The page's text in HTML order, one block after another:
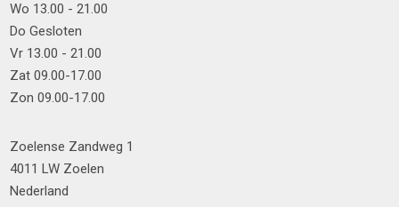
Wo 13.00 - 21.00
Do Gesloten
Vr 13.00 - 21.00
Zat 09.00-17.00
Zon 09.00-17.00
Zoelense Zandweg 1
4011 LW Zoelen
Nederland